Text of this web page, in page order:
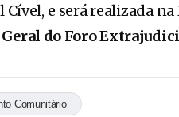
Cível, e será realizada na
do Foro
Comunitário